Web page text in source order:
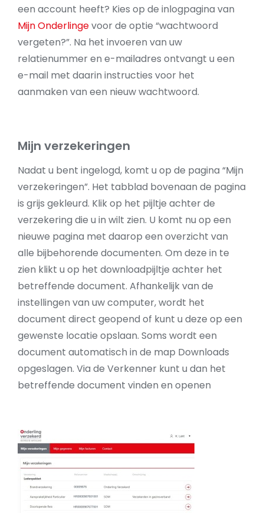
een account heeft? Kies op de inlogpagina van
Mijn Onderlingevoor de optie “wachtwoord
vergeten?”. Na het invoeren van uw
relatienummer en e-mailadres ontvangt u een
e-mail met daarin instructies voor het
aanmaken van een nieuw wachtwoord.
Mijn verzekeringen
Nadat u bent ingelogd, komt u op de pagina “Mijn
verzekeringen”. Het tabblad bovenaan de pagina
is grijs gekleurd. Klik op het pijltje achter de
verzekering die u in wilt zien. U komt nu op een
nieuwe pagina met daarop een overzicht van
alle bijbehorende documenten. Om deze in te
zien klikt u op het downloadpijltje achter het
betreffende document. Afhankelijk van de
instellingen van uw computer, wordt het
document direct geopend of kunt u deze op een
gewenste locatie opslaan. Soms wordt een
document automatisch in de map Downloads
opgeslagen. Via de Verkenner kunt u dan het
betreffende document vinden en openen